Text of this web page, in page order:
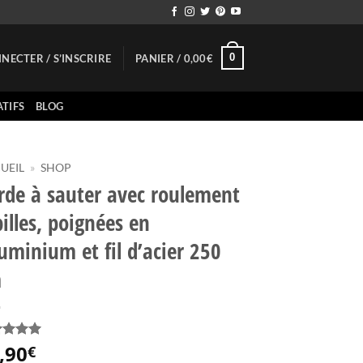
/ S’INSCRIRE PANIER / 0,00€ 0
BLOG
» SHOP
à sauter avec roulement
poignées en
et fil d’acier 250
5sur
sur
€